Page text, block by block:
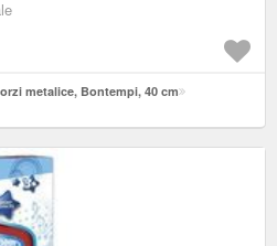
metalice, Bontempi, 40 cm